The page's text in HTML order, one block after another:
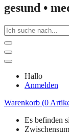
gesund •
Hallo
Anmelden
Warenkorb (0
Es befinden